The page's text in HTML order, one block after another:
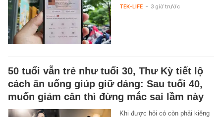
TEK-LIFE - 3 giờ trước
50 tuổi vẫn trẻ như tuổi 30, Thư Kỳ tiết lộ
cách ăn uống giúp giữ dáng: Sau tuổi 40,
muốn giảm cân thì đừng mắc sai lầm này
Khi được hỏi có còn phải kiêng